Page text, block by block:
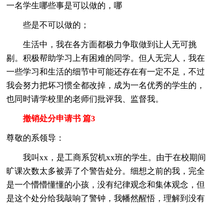
一名学生哪些事是可以做的，哪
些是不可以做的；
生活中，我在各方面都极力争取做到让人无可挑
剔。积极帮助学习上有困难的同学。但人无完人，我在
一些学习和生活的细节中可能还存在有一定不足，不过
我会努力把坏习惯全都改掉，成为一名优秀的学生的，
也同时请学校里的老师们批评我、监督我。
撤销处分申请书 篇3
尊敬的系领导：
我叫xx，是工商系贸机xx班的学生。由于在校期间
旷课次数太多被弄了个警告处分。细想之前的我，完全
是一个懵懵懂懂的小孩，没有纪律观念和集体观念，但
是这个处分给我敲响了警钟，我幡然醒悟，理解到没有